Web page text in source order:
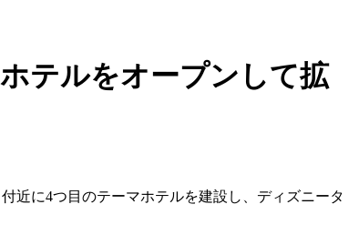
テルをオープンして拡
近に4つ目のテーマホテルを建設し、ディズニータ